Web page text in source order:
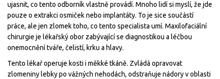
ujasnit, co tento odborník vlastně provádí. Mnoho lidí si myslí, že jde
pouze o extrakci osmiček nebo implantáty. To je sice součástí
práce, ale jen zlomek toho, co tento specialista umí. Maxilofaciální
chirurgie je lékařský obor zabývající se diagnostikou a léčbou
onemocnění tváře, čelistí, krku a hlavy.
Tento lékař operuje kosti i měkké tkáně. Zvládá opravovat
zlomeniny lebky po vážných nehodách, odstraňuje nádory v oblasti